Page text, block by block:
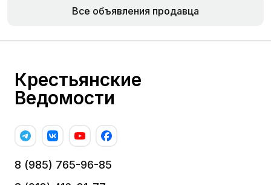
Все объявления продавца
Крестьянские
Ведомости
8 (985) 765-96-85